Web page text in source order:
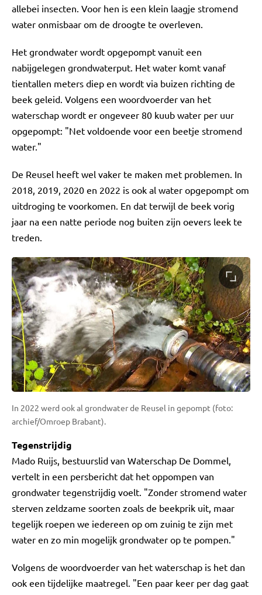
allebei insecten. Voor hen is een klein laagje stromend
water onmisbaar om de droogte te overleven.
Het grondwater wordt opgepompt vanuit een
nabijgelegen grondwaterput. Het water komt vanaf
tientallen meters diep en wordt via buizen richting de
beek geleid. Volgens een woordvoerder van het
waterschap wordt er ongeveer 80 kuub water per uur
opgepompt: "Net voldoende voor een beetje stromend
water."
De Reusel heeft wel vaker te maken met problemen. In
2018, 2019, 2020 en 2022 is ook al water opgepompt om
uitdroging te voorkomen. En dat terwijl de beek vorig
jaar na een natte periode nog buiten zijn oevers leek te
treden.
In 2022 werd ook al grondwater de Reusel in gepompt (foto:
archief/Omroep Brabant).
Tegenstrijdig
Mado Ruijs, bestuurslid van Waterschap De Dommel,
vertelt in een persbericht dat het oppompen van
grondwater tegenstrijdig voelt. "Zonder stromend water
sterven zeldzame soorten zoals de beekprik uit, maar
tegelijk roepen we iedereen op om zuinig te zijn met
water en zo min mogelijk grondwater op te pompen."
Volgens de woordvoerder van het waterschap is het dan
ook een tijdelijke maatregel. "Een paar keer per dag gaat